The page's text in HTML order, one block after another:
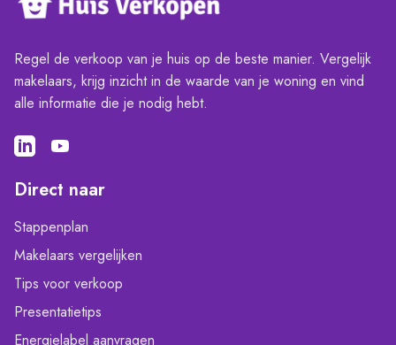
Regel de verkoop van je huis op de beste manier. Vergelijk
makelaars, krijg inzicht in de waarde van je woning en vind
alle informatie die je nodig hebt.
Direct naar
Stappenplan
Makelaars vergelijken
Tips voor verkoop
Presentatietips
Energielabel aanvragen